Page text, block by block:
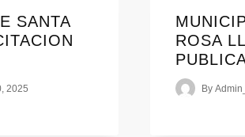
SANTA
2025
ROSA
By